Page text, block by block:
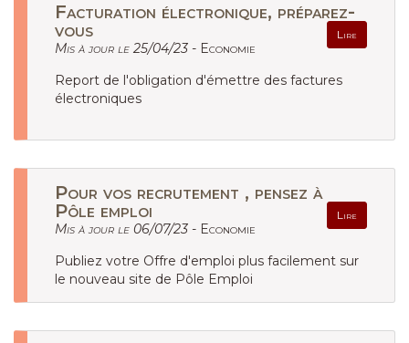
Facturation électronique, préparez-
vous
Lire
Mis à jour le 25/04/23 - Economie
Report de l'obligation d'émettre des factures
électroniques
Pour vos recrutement , pensez à
Pôle emploi
Lire
Mis à jour le 06/07/23 - Economie
Publiez votre Offre d'emploi plus facilement sur
le nouveau site de Pôle Emploi